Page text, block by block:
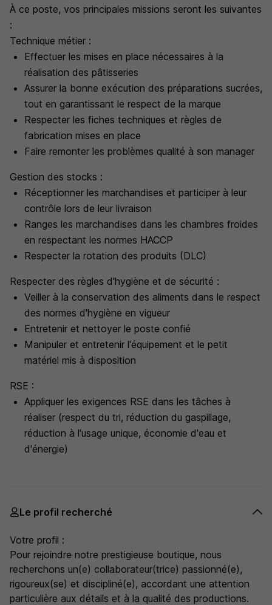
À ce poste, vos principales missions seront les suivantes
:
Technique métier :
Effectuer les mises en place nécessaires à la
réalisation des pâtisseries
Assurer la bonne exécution des préparations sucrées,
tout en garantissant le respect de la marque
Respecter les fiches techniques et règles de
fabrication mises en place
Faire remonter les problèmes qualité à son manager
Gestion des stocks :
Réceptionner les marchandises et participer à leur
contrôle lors de leur livraison
Ranges les marchandises dans les chambres froides
en respectant les normes HACCP
Respecter la rotation des produits (DLC)
Respecter des règles d'hygiène et de sécurité :
Veiller à la conservation des aliments dans le respect
des normes d'hygiène en vigueur
Entretenir et nettoyer le poste confié
Manipuler et entretenir l'équipement et le petit
matériel mis à disposition
RSE :
Appliquer les exigences RSE dans les tâches à
réaliser (respect du tri, réduction du gaspillage,
réduction à l'usage unique, économie d'eau et
d'énergie)
Le profil recherché
Votre profil :
Pour rejoindre notre prestigieuse boutique, nous
recherchons un(e) collaborateur(trice) passionné(e),
rigoureux(se) et discipliné(e), accordant une attention
particulière aux détails et à la qualité des productions.